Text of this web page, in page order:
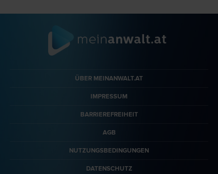
ÜBER MEINANWALT.AT
IMPRESSUM
BARRIEREFREIHEIT
AGB
NUTZUNGSBEDINGUNGEN
DATENSCHUTZ